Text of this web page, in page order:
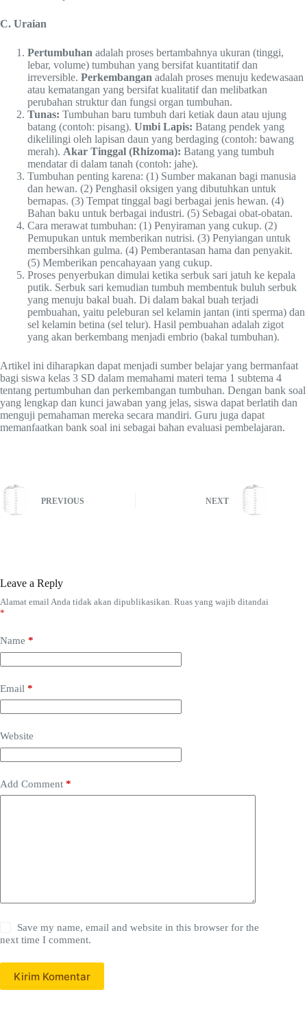
C. Uraian
Pertumbuhan adalah proses bertambahnya ukuran (tinggi,
lebar, volume) tumbuhan yang bersifat kuantitatif dan
irreversible. Perkembangan adalah proses menuju kedewasaan
atau kematangan yang bersifat kualitatif dan melibatkan
perubahan struktur dan fungsi organ tumbuhan.
Tunas: Tumbuhan baru tumbuh dari ketiak daun atau ujung
batang (contoh: pisang). Umbi Lapis: Batang pendek yang
dikelilingi oleh lapisan daun yang berdaging (contoh: bawang
merah). Akar Tinggal (Rhizoma): Batang yang tumbuh
mendatar di dalam tanah (contoh: jahe).
Tumbuhan penting karena: (1) Sumber makanan bagi manusia
dan hewan. (2) Penghasil oksigen yang dibutuhkan untuk
bernapas. (3) Tempat tinggal bagi berbagai jenis hewan. (4)
Bahan baku untuk berbagai industri. (5) Sebagai obat-obatan.
Cara merawat tumbuhan: (1) Penyiraman yang cukup. (2)
Pemupukan untuk memberikan nutrisi. (3) Penyiangan untuk
membersihkan gulma. (4) Pemberantasan hama dan penyakit.
(5) Memberikan pencahayaan yang cukup.
Proses penyerbukan dimulai ketika serbuk sari jatuh ke kepala
putik. Serbuk sari kemudian tumbuh membentuk buluh serbuk
yang menuju bakal buah. Di dalam bakal buah terjadi
pembuahan, yaitu peleburan sel kelamin jantan (inti sperma) dan
sel kelamin betina (sel telur). Hasil pembuahan adalah zigot
yang akan berkembang menjadi embrio (bakal tumbuhan).
Artikel ini diharapkan dapat menjadi sumber belajar yang bermanfaat
bagi siswa kelas 3 SD dalam memahami materi tema 1 subtema 4
tentang pertumbuhan dan perkembangan tumbuhan. Dengan bank soal
yang lengkap dan kunci jawaban yang jelas, siswa dapat berlatih dan
menguji pemahaman mereka secara mandiri. Guru juga dapat
memanfaatkan bank soal ini sebagai bahan evaluasi pembelajaran.
PREVIOUS NEXT
Leave a Reply
Alamat email Anda tidak akan dipublikasikan. Ruas yang wajib ditandai
*
Name *
Email *
Website
Add Comment *
Save my name, email and website in this browser for the
next time I comment.
Kirim Komentar